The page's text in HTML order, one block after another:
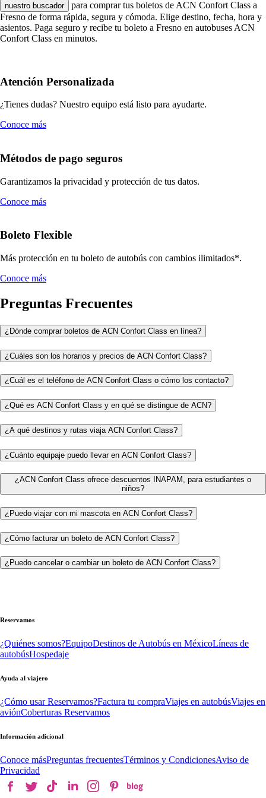
nuestro buscador
para comprar tus boletos de ACN Confort Class a
Fresno de forma rápida, segura y cómoda. Elige destino, fecha, hora y
asientos. Paga seguro y recibe tu boleto a Fresno en autobuses ACN
Confort Class en minutos.
Atención Personalizada
¿Tienes dudas? Nuestro equipo está listo para ayudarte.
Conoce más
Métodos de pago seguros
Garantizamos la privacidad y protección de tus datos.
Conoce más
Boleto Flexible
Más protección en tu boleto de autobús con cambios ilimitados*.
Conoce más
Preguntas Frecuentes
¿Dónde comprar boletos de ACN Confort Class en línea?
¿Cuáles son los horarios y precios de ACN Confort Class?
¿Cuál es el teléfono de ACN Confort Class o cómo los contacto?
¿Qué es ACN Confort Class y en qué se distingue de ACN?
¿A qué destinos y rutas viaja ACN Confort Class?
¿Cuánto equipaje puedo llevar en ACN Confort Class?
¿ACN Confort Class ofrece descuentos INAPAM, para estudiantes o
niños?
¿Puedo viajar con mi mascota en ACN Confort Class?
¿Cómo facturar un boleto de ACN Confort Class?
¿Puedo cancelar o cambiar un boleto de ACN Confort Class?
Reservamos
¿Quiénes somos?EquipoDestinos de Autobús en MéxicoLíneas de
autobúsHospedaje
Ayuda al viajero
¿Cómo usar Reservamos?Factura tu compraViajes en autobúsViajes en
aviónCoberturas Reservamos
Información adicional
Conoce másPreguntas frecuentesTérminos y CondicionesAviso de
Privacidad